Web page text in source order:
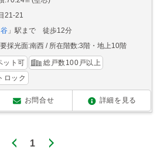
21-21
」駅まで 徒歩12分
採光面:南西 所在階数:3階・地上10階
ット可
総戸数100戸以上
ロック
お問合せ 詳細を見る
1